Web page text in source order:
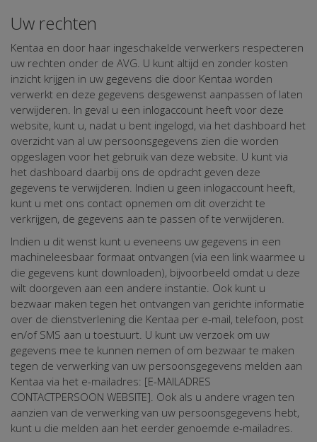
Uw rechten
Kentaa en door haar ingeschakelde verwerkers respecteren
uw rechten onder de AVG. U kunt altijd en zonder kosten
inzicht krijgen in uw gegevens die door Kentaa worden
verwerkt en deze gegevens desgewenst aanpassen of laten
verwijderen. In geval u een inlogaccount heeft voor deze
website, kunt u, nadat u bent ingelogd, via het dashboard het
overzicht van al uw persoonsgegevens zien die worden
opgeslagen voor het gebruik van deze website. U kunt via
het dashboard daarbij ons de opdracht geven deze
gegevens te verwijderen. Indien u geen inlogaccount heeft,
kunt u met ons contact opnemen om dit overzicht te
verkrijgen, de gegevens aan te passen of te verwijderen.
Indien u dit wenst kunt u eveneens uw gegevens in een
machineleesbaar formaat ontvangen (via een link waarmee u
die gegevens kunt downloaden), bijvoorbeeld omdat u deze
wilt doorgeven aan een andere instantie. Ook kunt u
bezwaar maken tegen het ontvangen van gerichte informatie
over de dienstverlening die Kentaa per e-mail, telefoon, post
en/of SMS aan u toestuurt. U kunt uw verzoek om uw
gegevens mee te kunnen nemen of om bezwaar te maken
tegen de verwerking van uw persoonsgegevens melden aan
Kentaa via het e-mailadres: [E-MAILADRES
CONTACTPERSOON WEBSITE]. Ook als u andere vragen ten
aanzien van de verwerking van uw persoonsgegevens hebt,
kunt u die melden aan het eerder genoemde e-mailadres.